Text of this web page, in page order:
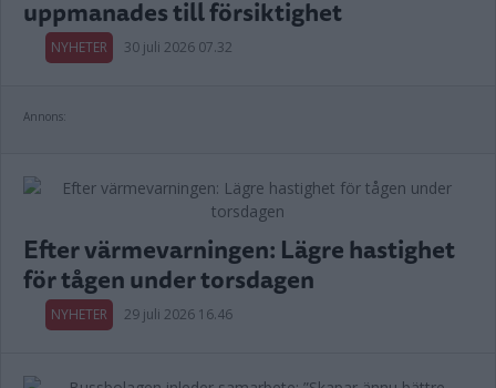
uppmanades till försiktighet
NYHETER 30 juli 2026 07.32
Annons:
Efter värmevarningen: Lägre hastighet
för tågen under torsdagen
NYHETER 29 juli 2026 16.46